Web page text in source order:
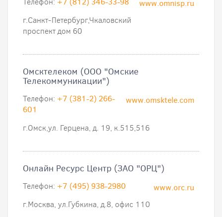
www.omnisp.ru
г.Санкт-Петербург,Чкаловский
проспект дом 60
Омсктелеком (ООО "Омские
Телекоммуникации")
www.omsktele.com
Телефон: +7 (381-2) 266-
601
г.Омск,ул. Герцена, д. 19, к.515,516
Онлайн Ресурс Центр (ЗАО "ОРЦ")
www.orc.ru
Телефон: +7 (495) 938-2980
г.Москва, ул.Губкина, д.8, офис 110